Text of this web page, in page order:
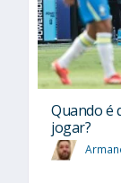
Quando é
jogar?